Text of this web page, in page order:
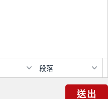
段落
送出